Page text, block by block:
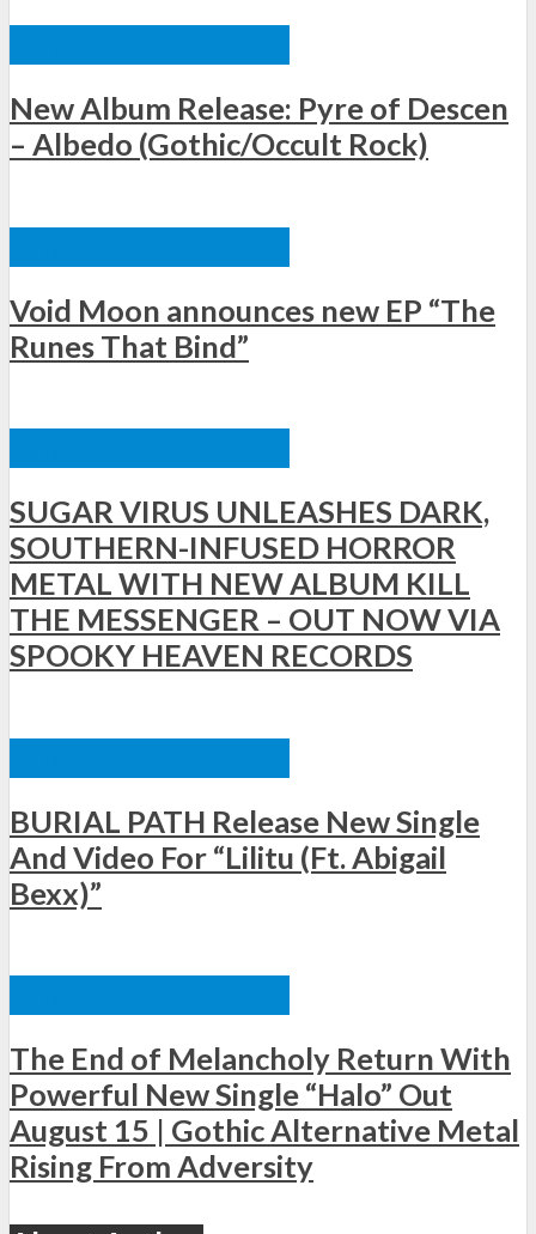
New Album Release: Pyre of Descen
– Albedo (Gothic/Occult Rock)
Void Moon announces new EP “The
Runes That Bind”
SUGAR VIRUS UNLEASHES DARK,
SOUTHERN-INFUSED HORROR
METAL WITH NEW ALBUM KILL
THE MESSENGER – OUT NOW VIA
SPOOKY HEAVEN RECORDS
BURIAL PATH Release New Single
And Video For “Lilitu (Ft. Abigail
Bexx)”
The End of Melancholy Return With
Powerful New Single “Halo” Out
August 15 | Gothic Alternative Metal
Rising From Adversity